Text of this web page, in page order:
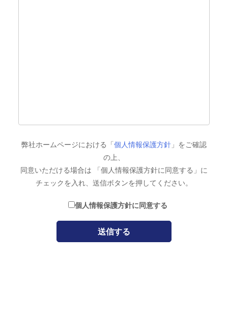
弊社ホームページにおける「個人情報保護方針 」をご確認
の上、
同意いただける場合は 「個人情報保護方針に同意する」に
チェックを入れ、送信ボタンを押してください。
個人情報保護方針に同意する